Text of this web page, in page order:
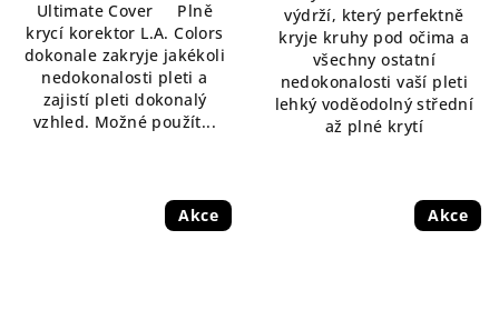
5
hvězdiček.
Ultimate Cover Plně
krycí korektor L.A. Colors
dokonale zakryje jakékoli
nedokonalosti pleti a
zajistí pleti dokonalý
vzhled. Možné použít...
5
hvězdiček.
výdrží, který perfektně
kryje kruhy pod očima a
všechny ostatní
nedokonalosti vaší pleti
lehký voděodolný střední
až plné krytí
Akce Akce